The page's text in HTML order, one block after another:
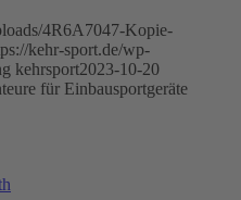
4R6A7047-Kopie-
kehr-sport.de/wp-
kehrsport2023-10-20
für Einbausportgeräte